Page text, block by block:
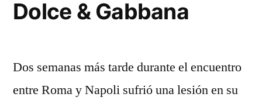
Dolce & Gabbana
Dos semanas más tarde durante el encuentro
entre Roma y Napoli sufrió una lesión en su